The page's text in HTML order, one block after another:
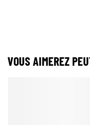
VOUS AIMEREZ